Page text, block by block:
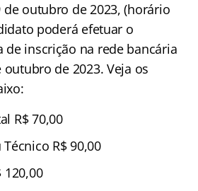
outubro de 2023, (horário
poderá efetuar o
de inscrição na rede bancária
de 2023. Veja os
R$ 70,00
R$ 90,00
120,00